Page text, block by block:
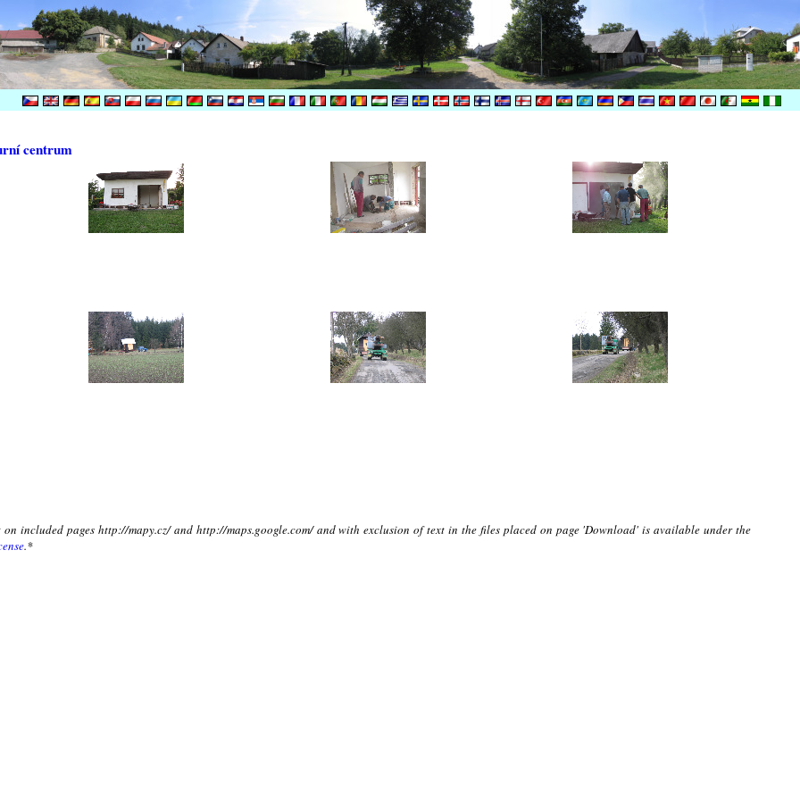
centrum
included pages http://mapy.cz/ and http://maps.google.com/ and with exclusion of text in the files placed on page 'Download' is available under the
.*